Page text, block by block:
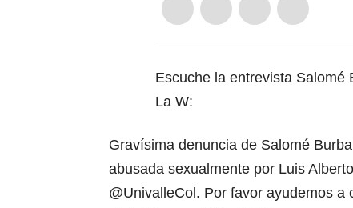
Escuche la entrevista Salomé
La W:
Gravísima denuncia de Salomé
abusada sexualmente por Luis
@UnivalleCol . Por favor ayudemos a